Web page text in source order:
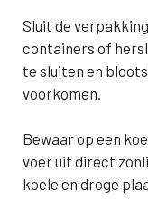
Sluit de
containers of
te sluiten en
voorkomen.
Bewaar op een
voer uit direct
koele en droge